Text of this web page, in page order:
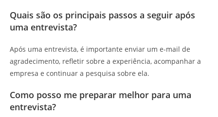
Quais são os principais passos a seguir após
uma entrevista?
Após uma entrevista, é importante enviar um e-mail de
agradecimento, refletir sobre a experiência, acompanhar a
empresa e continuar a pesquisa sobre ela.
Como posso me preparar melhor para uma
entrevista?